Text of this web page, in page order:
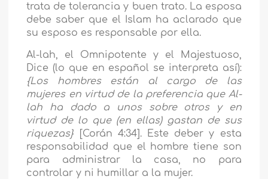
trata de tolerancia y buen trato. La esposa
debe saber que el Islam ha aclarado que
su esposo es responsable por ella.
Al-lah, el Omnipotente y el Majestuoso,
Dice (lo que en español se interpreta así):
{Los hombres están al cargo de las
mujeres en virtud de la preferencia que Al-
lah ha dado a unos sobre otros y en
virtud de lo que (en ellas) gastan de sus
riquezas}[Corán 4:34]. Este deber y esta
responsabilidad que el hombre tiene son
para administrar la casa, no para
controlar y ni humillar a la mujer.